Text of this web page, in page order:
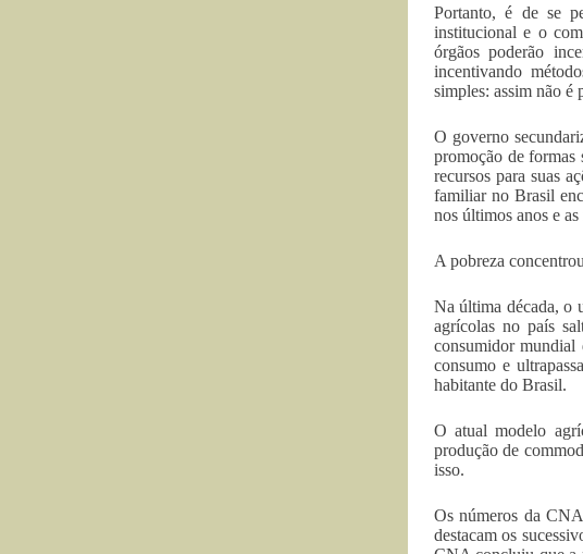
Portanto, é de se
institucional e o
órgãos poderão
incentivando
simples: assim não é
O governo
promoção de formas
recursos para suas
familiar no Brasil
nos últimos anos e
A pobreza
Na última década, o
agrícolas no país
consumidor mundial
consumo e
habitante do Brasil.
O atual modelo
produção de
isso.
Os números da
destacam os